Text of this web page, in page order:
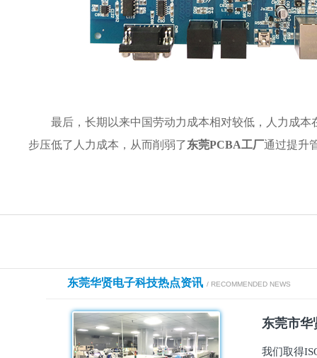
最后，长期以来中国劳动力成本相对较低，人力成
步压低了人力成本，从而削弱了东莞PCBA工厂通过提升
东莞华贤电子科技热点资讯 / RECOMMENDED NEWS
东莞市华
我们取得